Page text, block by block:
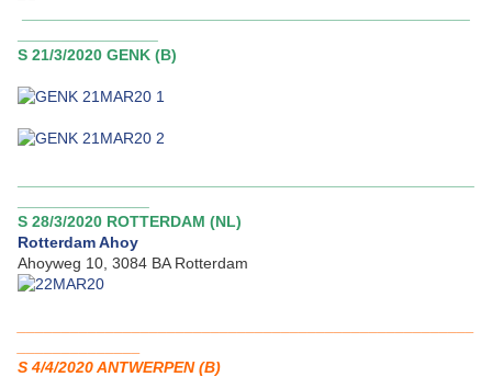
S 21/3/2020 GENK (B)
S 28/3/2020 ROTTERDAM (NL)
Rotterdam Ahoy
Ahoyweg 10, 3084 BA Rotterdam
S 4/4/2020 ANTWERPEN (B)